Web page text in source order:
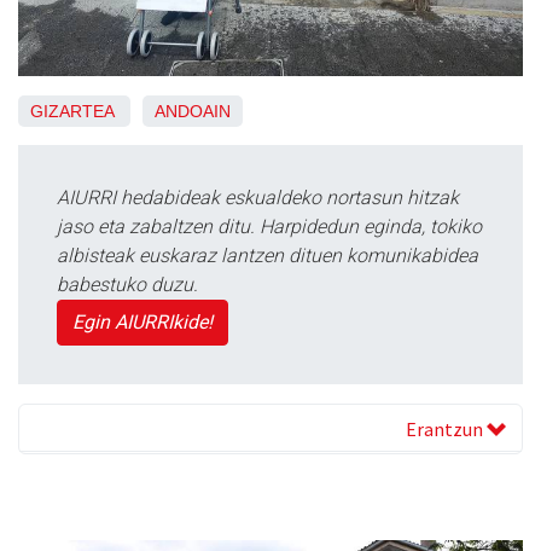
GIZARTEA ANDOAIN
AIURRI hedabideak eskualdeko nortasun hitzak
jaso eta zabaltzen ditu. Harpidedun eginda, tokiko
albisteak euskaraz lantzen dituen komunikabidea
babestuko duzu.
Egin AIURRIkide!
Erantzun